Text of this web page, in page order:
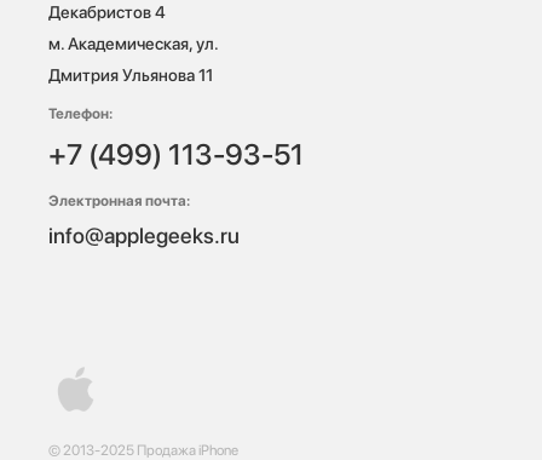
© 2013-2025 Продажа iPhone
Декабристов 4
м. Академическая, ул.
Дмитрия Ульянова 11
Телефон:
+7 (499) 113-93-51
Электронная почта:
info@applegeeks.ru